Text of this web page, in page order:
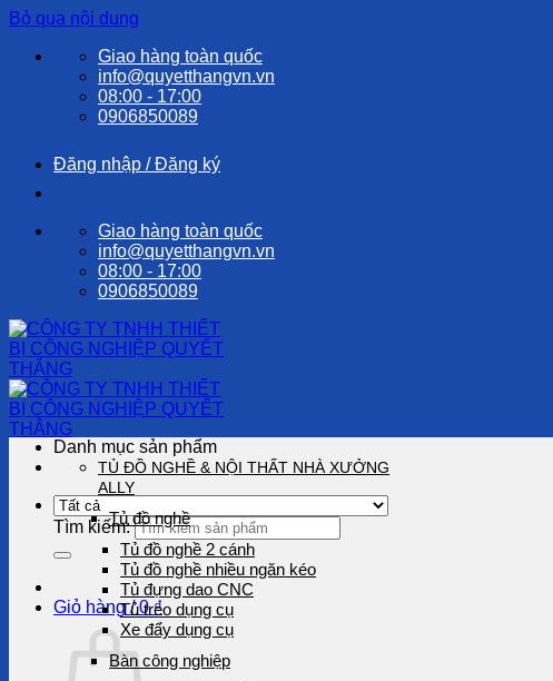
Bỏ qua nội dung
Giao hàng toàn quốc
info@quyetthangvn.vn
08:00 - 17:00
0906850089
Đăng nhập / Đăng ký
Giao hàng toàn quốc
info@quyetthangvn.vn
08:00 - 17:00
0906850089
Tìm kiếm:
Giỏ hàng /0₫
Danh mục sản phẩm
TỦ ĐỒ NGHỀ & NỘI THẤT NHÀ XƯỞNG
ALLY
Tủ đồ nghề
Tủ đồ nghề 2 cánh
Tủ đồ nghề nhiều ngăn kéo
Tủ đựng dao CNC
Tủ treo dụng cụ
Xe đẩy dụng cụ
Bàn công nghiệp